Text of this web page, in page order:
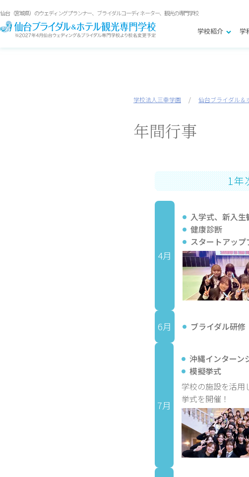
仙台（宮城県）のウェディングプランナー、ブライダルコーディネーター、観光の専門学校
学校紹介
学
学校法人三幸学園 / 仙台ブライダル＆
年間行事
1年
4月
入学式、新入生
健康診断
スタートアッ
6月 ブライダル研修
7月
沖縄インターン
模擬挙式
学校の施設を活用
挙式を開催！